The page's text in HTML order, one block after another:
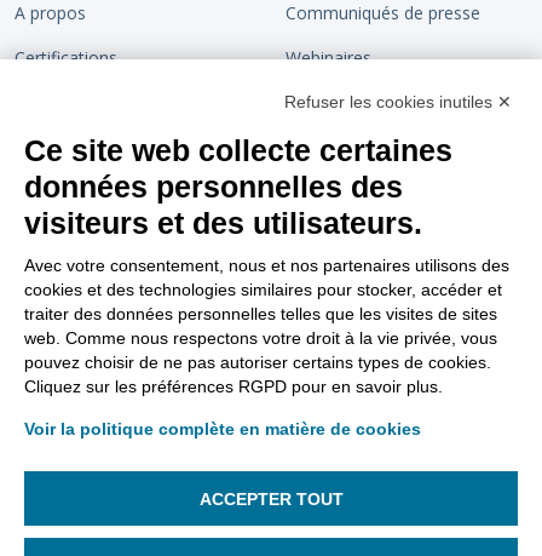
A propos
Certifications
Rejoignez-nous
Contact
Communiqués de presse
Webinaires
Chaîne de confiance
Blog
Support
Tutoriels vidéos
Aller sur le site support
FAQ Dématérialisation
FAQ Support
Gestion des lanceurs d’alertes
Gestion des cookies
Nous suivre
Refuser les cookies inutiles ✕
Ce site web collecte certaines
données personnelles des
visiteurs et des utilisateurs.
Avec votre consentement, nous et nos partenaires utilisons des
cookies et des technologies similaires pour stocker, accéder et
traiter des données personnelles telles que les visites de sites
web. Comme nous respectons votre droit à la vie privée, vous
pouvez choisir de ne pas autoriser certains types de cookies.
Cliquez sur les préférences RGPD pour en savoir plus.
Voir la politique complète en matière de cookies
ACCEPTER TOUT